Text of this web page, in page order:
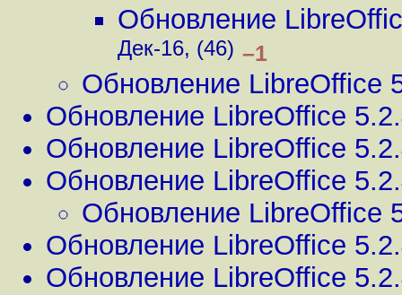
Обновление
Дек-16, (46) –1
Обновление LibreOffice
Обновление LibreOffice
Обновление LibreOffice
Обновление LibreOffice
Обновление LibreOffice
Обновление LibreOffice
Обновление LibreOffice